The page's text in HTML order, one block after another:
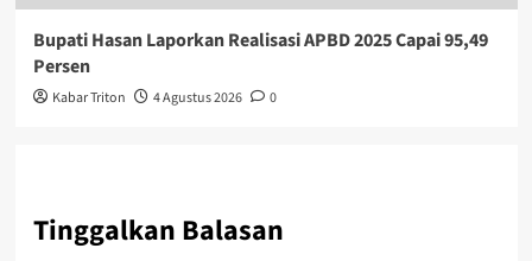
Bupati Hasan Laporkan Realisasi APBD 2025 Capai 95,49
Persen
Kabar Triton 4 Agustus 2026 0
Tinggalkan Balasan